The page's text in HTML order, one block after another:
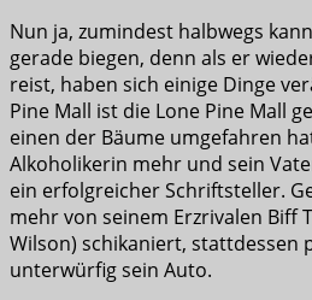
Nun ja, zumindest halbwegs
gerade biegen, denn als er
reist, haben sich einige Dinge
Pine Mall ist die Lone Pine Mall
einen der Bäume umgefahren
Alkoholikerin mehr und sein
ein erfolgreicher Schriftsteller.
mehr von seinem Erzrivalen Biff
Wilson) schikaniert, stattdessen
unterwürfig sein Auto.